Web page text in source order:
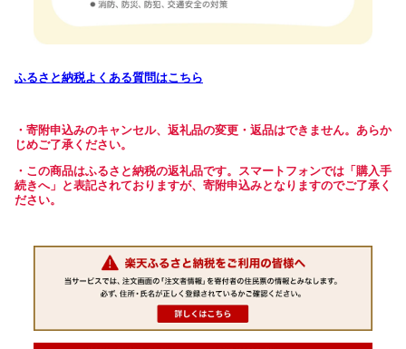
ふるさと納税よくある質問はこちら
・寄附申込みのキャンセル、返礼品の変更・返品はできません。あらか
じめご了承ください。
・この商品はふるさと納税の返礼品です。スマートフォンでは「購入手
続きへ」と表記されておりますが、寄附申込みとなりますのでご了承く
ださい。